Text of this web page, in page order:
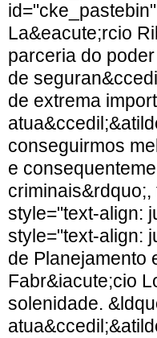
La&eacute;rcio
parceria do
de
de extrema
conseguirmos
e
style="text-align:
style="text-align:
de Planejamento
Fabr&iacute;cio
solenidade.